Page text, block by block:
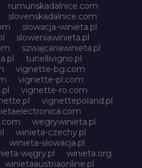
rumunskadalnice.com
slovenskadalnice.com
slowacja-winieta.pl
sloweniawinieta.pl
szwajcariawinieta.pl
tunellivigno.pl
vignette-bg.com
vignette-pl.com
vignette-ro.com
vignettepoland.pl
wegrywinieta.pl
winieta-czechy.pl
winieta-słowacja.pl
węgry.pl
winieta.org
winietaaustriaonline.pl